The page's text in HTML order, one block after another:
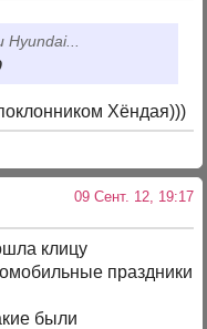
Хёндая)))
09 Сент. 12, 19:17
клицу
были